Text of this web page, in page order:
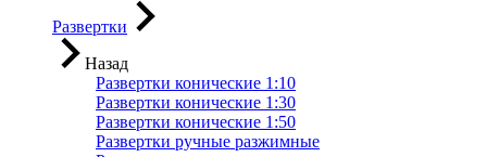
Развертки
Назад
Развертки конические 1:10
Развертки конические 1:30
Развертки конические 1:50
Развертки ручные разжимные